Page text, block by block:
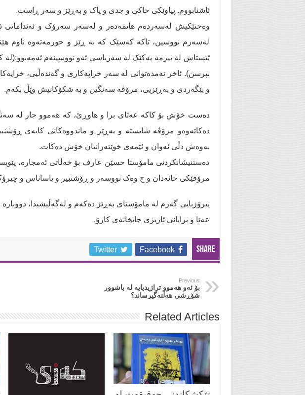
ئاشنابووم. پیاوێکی خاکی و جدی و پاک و بەڕێز و سەر ڕاست.
وەختێکیش لەسەردەم هاتمەدەر و لەسەر سەرۆک و ئەندامانی
لەسەرم نووسین، تاکە کەسێک کە بە ڕێز و حورمەتەوە ناوم
ئێستاش لە بیرمە یەکێک لە سەرباسی ئەو نووسینەم
بپرسن). ئاخر نەمدەتوانی لە سەر خراپەکاری و گەندەڵیی،
و بێگەردی و بەڕێزیی، مرۆڤە سەنگین و بە شکۆکانیش وێڵ بکەم.
دەست خۆش بۆ کاکە عەتای برا و هاوڕێ، کە هەموو جار لە
دەکاتەوەو مرۆڤە شایستە و بەڕێز و ماندووەکانی کایەی
بەوەش دڵی ئەوان و ئێمەی خوێنەرانیان خۆش دەکات.
دەستنیشانکردنی مامۆستا حسێن عارف بۆ خەڵاتی ئەمجارە،
مرۆڤێکی خانەدان و چ وەک نووسەر و ڕۆشنبیر و یاساناس و
پیرۆزبایی گەرم لە مامۆستای بەڕێز دەکەم و لەگەڵیشیدا،
عەتا و برایانی ئازیزی چاپخانەی کارۆ.
Share
Facebook
Twitter
Previous
بۆ ئەو هەموو تراژیدیایە لە باشوور
شۆڕشی هەڵنەگیرساند؟
Related Articles